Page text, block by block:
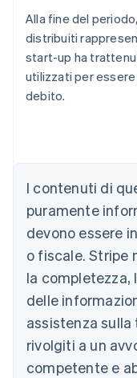
Alla fine del
distribuiti
start-up ha
utilizzati per
debito.
I contenuti di
puramente
devono essere
o fiscale. Stripe
la
delle
assistenza
rivolgiti a un
competente e
Austria
Belgio
Nederlands
Brasile
Português English
Bulgaria
English
Canada
EnglishFrançais
Cina
简体中文
Cipro
English